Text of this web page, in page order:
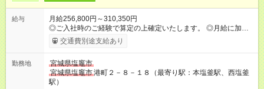
給与
月給256,800円～310,350円
◎ご入社時のご経験で算定の上確定いたします。 ◎月給に加え
て、諸手当（残業手当・住居手当・扶養手当・営業手当など）
+賞与年2回を支給します。 ◎諸手当については通勤・住居・扶
月あり。待遇に変更はありません。 ◎実績に応じた営業手当が
別途支給されます。 【試用期間】試用期間あり 試用期間の長
さ：6ヶ月 雇用形態、給与は本採用時と同じです。
交通費別途支給あり
勤務地
宮城県塩竈市
宮城県塩竈市港町２－８－１８（最寄り駅：本塩釜駅、西塩釜
駅）